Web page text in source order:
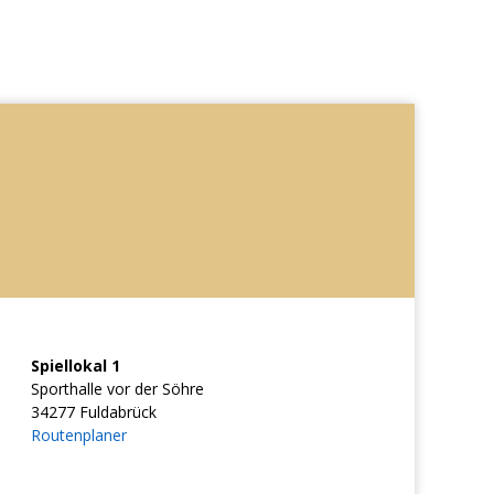
Spiellokal 1
Sporthalle vor der Söhre
34277 Fuldabrück
Routenplaner